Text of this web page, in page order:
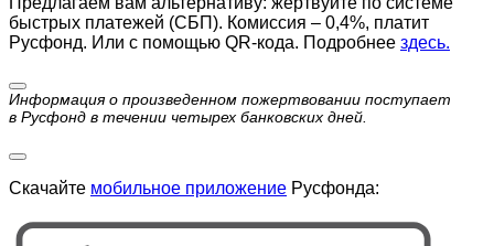
быстрых платежей (СБП). Комиссия – 0,4%, платит
Русфонд. Или с помощью QR-кода. Подробнее здесь.
Информация о произведенном пожертвовании поступает
в Русфонд в течении четырех банковских дней.
Скачайте мобильное приложение Русфонда: